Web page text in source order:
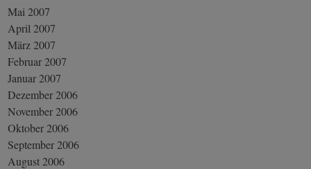
Mai 2007
April 2007
März 2007
Februar 2007
Januar 2007
Dezember 2006
November 2006
Oktober 2006
September 2006
August 2006